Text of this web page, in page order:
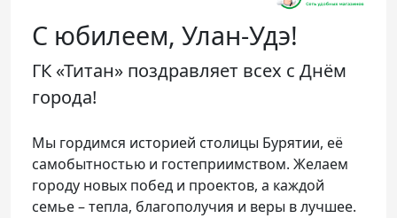
С юбилеем, Улан-Удэ!
ГК «Титан» поздравляет всех с Днём
города!
Мы гордимся историей столицы Бурятии, её
самобытностью и гостеприимством. Желаем
городу новых побед и проектов, а каждой
семье – тепла, благополучия и веры в лучшее.